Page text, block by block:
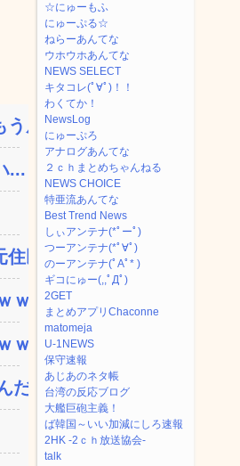
う戻り...
...
住民が...
ｗｗ...
ｗｗ...
だ...
☆にゅーもふ
にゅーぷる☆
ねらーあんてな
ウホウホあんてな
NEWS SELECT
キタコレ(ﾟ∀ﾟ)！！
わくてか！
NewsLog
にゅーぷろ
アナログあんてな
２ｃｈまとめちゃんねる
NEWS CHOICE
特亜流あんてな
Best Trend News
しぃアンテナ(*ﾟーﾟ)
つーアンテナ(*ﾟ∀ﾟ)
のーアンテナ(ﾟAﾟ* )
ギコにゅー(,,ﾟДﾟ)
2GET
まとめアプリChaconne
matomeja
U-1NEWS
保守速報
あじあのネタ帳
台湾の反応ブログ
大艦巨砲主義！
ば韓国～いい加減にしろ速報
2HK -2ｃｈ放送協会-
talk